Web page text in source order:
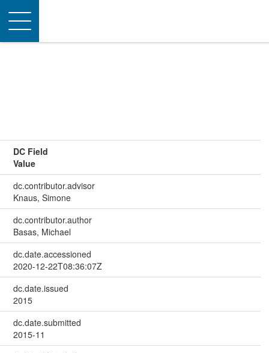
Toggle
navigation
DC Field
Value
dc.contributor.advisor
Knaus, Simone
dc.contributor.author
Basas, Michael
dc.date.accessioned
2020-12-22T08:36:07Z
dc.date.issued
2015
dc.date.submitted
2015-11